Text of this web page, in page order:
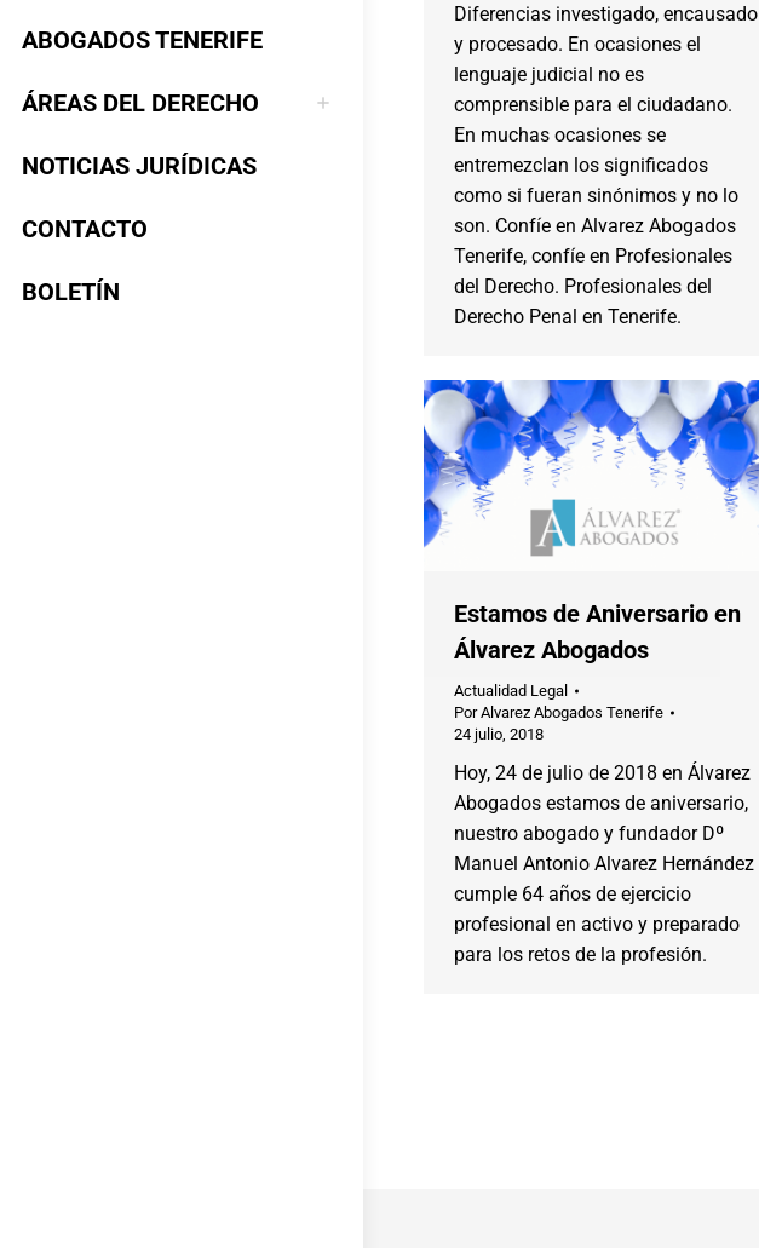
ABOGADOS TENERIFE
ÁREAS DEL DERECHO
NOTICIAS JURÍDICAS
CONTACTO
BOLETÍN
Diferencias investigado, encausado
y procesado. En ocasiones el
lenguaje judicial no es
comprensible para el ciudadano.
En muchas ocasiones se
entremezclan los significados
como si fueran sinónimos y no lo
son. Confíe en Alvarez Abogados
Tenerife, confíe en Profesionales
del Derecho. Profesionales del
Derecho Penal en Tenerife.
Estamos de Aniversario en
Álvarez Abogados
Actualidad Legal
PorAlvarez Abogados Tenerife
24 julio, 2018
Hoy, 24 de julio de 2018 en Álvarez
Abogados estamos de aniversario,
nuestro abogado y fundador Dº
Manuel Antonio Alvarez Hernández
cumple 64 años de ejercicio
profesional en activo y preparado
para los retos de la profesión.